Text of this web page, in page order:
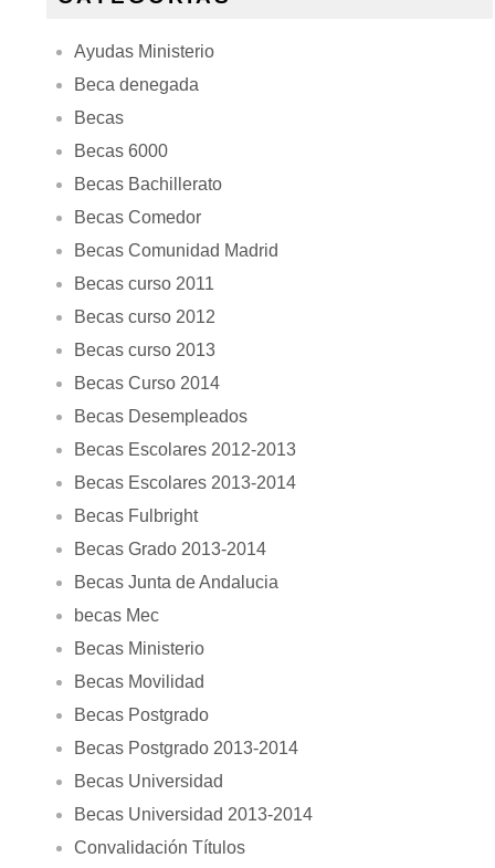
Ayudas Ministerio
Beca denegada
Becas
Becas 6000
Becas Bachillerato
Becas Comedor
Becas Comunidad Madrid
Becas curso 2011
Becas curso 2012
Becas curso 2013
Becas Curso 2014
Becas Desempleados
Becas Escolares 2012-2013
Becas Escolares 2013-2014
Becas Fulbright
Becas Grado 2013-2014
Becas Junta de Andalucia
becas Mec
Becas Ministerio
Becas Movilidad
Becas Postgrado
Becas Postgrado 2013-2014
Becas Universidad
Becas Universidad 2013-2014
Convalidación Títulos